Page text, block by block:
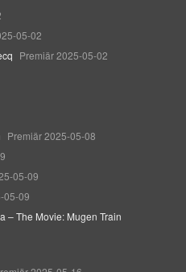
05-02
Premiär 2025-05-02
Premiär 2025-05-08
05-09
05-09
– The Movie: Mugen Train